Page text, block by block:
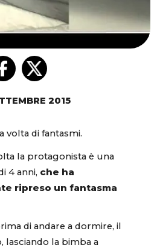
2015
volta di fantasmi.
la protagonista è una
4 anni, che ha
ripreso un fantasma
di andare a dormire, il
lasciando la bimba a